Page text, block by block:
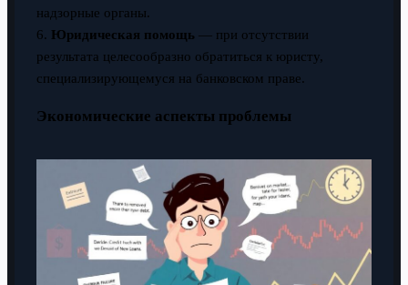
надзорные органы.
6. Юридическая помощь — при отсутствии
результата целесообразно обратиться к юристу,
специализирующемуся на банковском праве.
Экономические аспекты проблемы